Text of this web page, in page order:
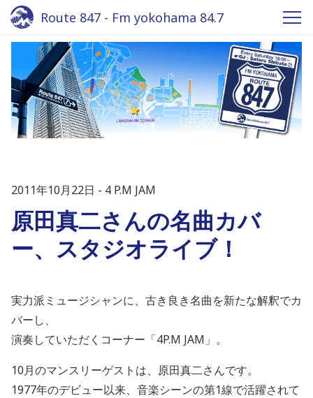
Route 847 - Fm yokohama 84.7
2011年10月22日 4 P.M JAM
原田真二さんの名曲カバ
ー、スタジオライブ！
実力派ミュージシャンに、古き良き名曲を新たな解釈でカ
バーし、
演奏していただくコーナー「4P.M JAM」。
10月のマンスリーゲストは、原田真二さんです。
1977年のデビュー以来、音楽シーンの第1線で活躍されて